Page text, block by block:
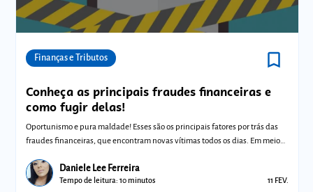
Finanças e Tributos bookmark_border
Conheça as principais fraudes financeiras e
como fugir delas!
Oportunismo e pura maldade! Esses são os principais fatores por trás das
fraudes financeiras, que encontram novas vítimas todos os dias. Em meio
Daniele Lee Ferreira
Tempo de leitura: 10 minutos 11 FEV.